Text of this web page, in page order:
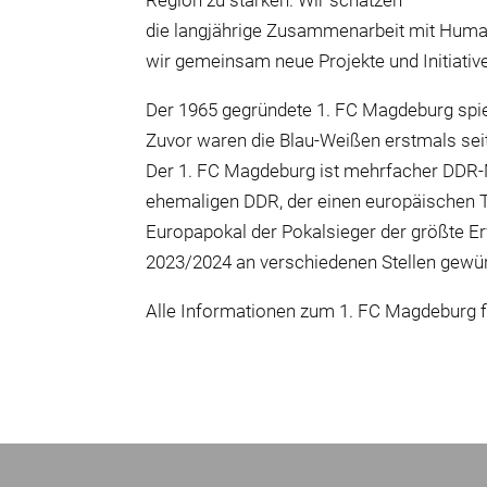
die langjährige Zusammenarbeit mit
wir gemeinsam neue Projekte und
Der 1965 gegründete 1. FC Magdeburg
Zuvor waren die Blau-Weißen erstmals
Der 1. FC Magdeburg ist mehrfacher
ehemaligen DDR, der einen
Europapokal der Pokalsieger der größte
2023/2024 an verschiedenen Stellen
Alle Informationen zum 1. FC Magdeburg